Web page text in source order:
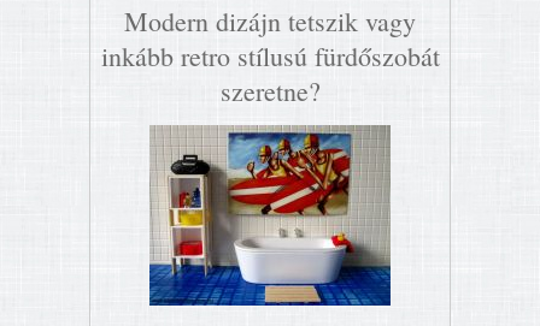
Modern dizájn tetszik vagy
inkább retro stílusú fürdőszobát
szeretne?